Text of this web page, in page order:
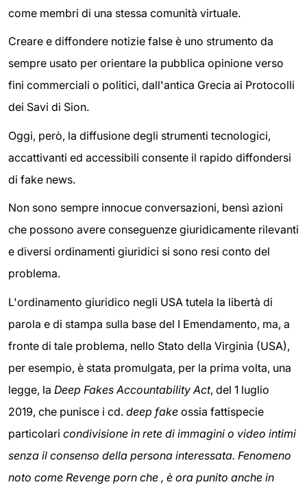
come membri di una stessa comunità virtuale.
Creare e diffondere notizie false è uno strumento da
sempre usato per orientare la pubblica opinione verso
fini commerciali o politici, dall'antica Grecia ai Protocolli
dei Savi di Sion.
Oggi, però, la diffusione degli strumenti tecnologici,
accattivanti ed accessibili consente il rapido diffondersi
di fake news.
Non sono sempre innocue conversazioni, bensì azioni
che possono avere conseguenze giuridicamente rilevanti
e diversi ordinamenti giuridici si sono resi conto del
problema.
L'ordinamento giuridico negli USA tutela la libertà di
parola e di stampa sulla base del I Emendamento, ma, a
fronte di tale problema, nello Stato della Virginia (USA),
per esempio, è stata promulgata, per la prima volta, una
legge, la Deep Fakes Accountability Act, del 1 luglio
2019, che punisce i cd. deep fake ossia fattispecie
particolari condivisione in rete di immagini o video intimi
senza il consenso della persona interessata. Fenomeno
noto come Revenge porn che , è ora punito anche in